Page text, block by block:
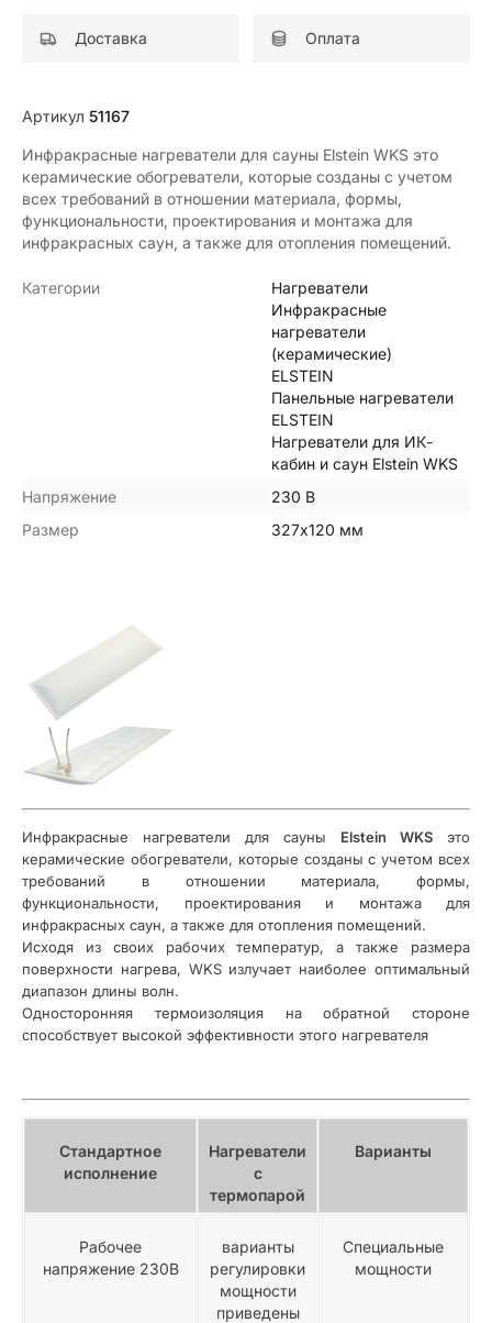
Доставка Оплата
Артикул 51167
Инфракрасные нагреватели для сауны Elstein WKS это
керамические обогреватели, которые созданы с учетом
всех требований в отношении материала, формы,
функциональности, проектирования и монтажа для
инфракрасных саун, а также для отопления помещений.
Категории
Нагреватели
Инфракрасные
нагреватели
(керамические)
ELSTEIN
Панельные нагреватели
ELSTEIN
Нагреватели для ИК-
кабин и саун Elstein WKS
Напряжение
230 В
Размер
327х120 мм
Инфракрасные нагреватели для сауны Elstein WKS это
керамические обогреватели, которые созданы с учетом всех
требований в отношении материала, формы,
функциональности, проектирования и монтажа для
инфракрасных саун, а также для отопления помещений.
Исходя из своих рабочих температур, а также размера
поверхности нагрева, WKS излучает наиболее оптимальный
диапазон длины волн.
Односторонняя термоизоляция на обратной стороне
способствует высокой эффективности этого нагревателя
Стандартное
исполнение
Нагреватели
с
термопарой
Варианты
Рабочее
напряжение 230В
варианты
регулировки
мощности
приведены
Специальные
мощности